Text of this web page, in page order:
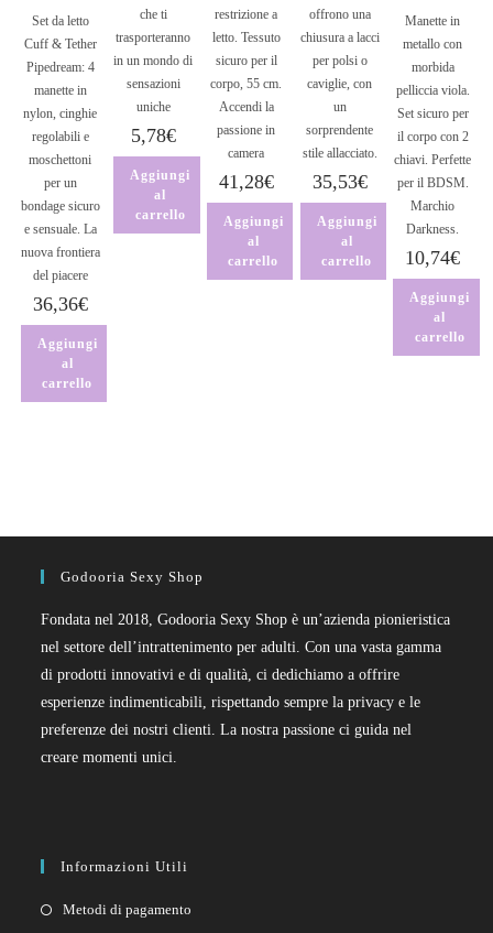
Set da letto
Cuff & Tether
Pipedream: 4
manette in
nylon, cinghie
regolabili e
moschettoni
per un
bondage sicuro
e sensuale. La
nuova frontiera
del piacere
36,36€
Aggiungi
al
carrello
che ti
trasporteranno
in un mondo di
sensazioni
uniche
5,78€
Aggiungi
al
carrello
restrizione a
letto. Tessuto
sicuro per il
corpo, 55 cm.
Accendi la
passione in
camera
41,28€
Aggiungi
al
carrello
offrono una
chiusura a lacci
per polsi o
caviglie, con
un
sorprendente
stile allacciato.
35,53€
Aggiungi
al
carrello
Manette in
metallo con
morbida
pelliccia viola.
Set sicuro per
il corpo con 2
chiavi. Perfette
per il BDSM.
Marchio
Darkness.
10,74€
Aggiungi
al
carrello
Godooria Sexy Shop
Fondata nel 2018, Godooria Sexy Shop è un’azienda pionieristica
nel settore dell’intrattenimento per adulti. Con una vasta gamma
di prodotti innovativi e di qualità, ci dedichiamo a offrire
esperienze indimenticabili, rispettando sempre la privacy e le
preferenze dei nostri clienti. La nostra passione ci guida nel
creare momenti unici.
Informazioni Utili
Metodi di pagamento